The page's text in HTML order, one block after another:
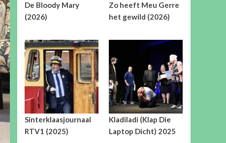
De Bloody Mary
(2026)
Zo heeft Meu Gerre
het gewild (2026)
Sinterklaasjournaal
RTV1 (2025)
Kladiladi (Klap Die
Laptop Dicht) 2025